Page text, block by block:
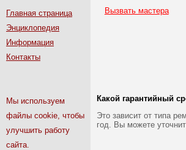
Главная страница
Энциклопедия
Информация
Контакты
Мы используем
файлы cookie, чтобы
улучшить работу
сайта.
Вызвать мастера
Какой гарантийный
Это зависит от типа
год. Вы можете